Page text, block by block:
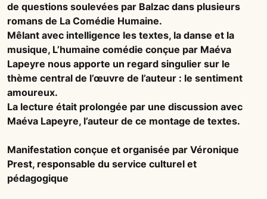
de questions soulevées par Balzac dans plusieurs
romans de La Comédie Humaine.
Mêlant avec intelligence les textes, la danse et la
musique, L’humaine comédie conçue par Maéva
Lapeyre nous apporte un regard singulier sur le
thème central de l’œuvre de l’auteur : le sentiment
amoureux.
La lecture était prolongée par une discussion avec
Maéva Lapeyre, l’auteur de ce montage de textes.
Manifestation conçue et organisée par Véronique
Prest, responsable du service culturel et
pédagogique